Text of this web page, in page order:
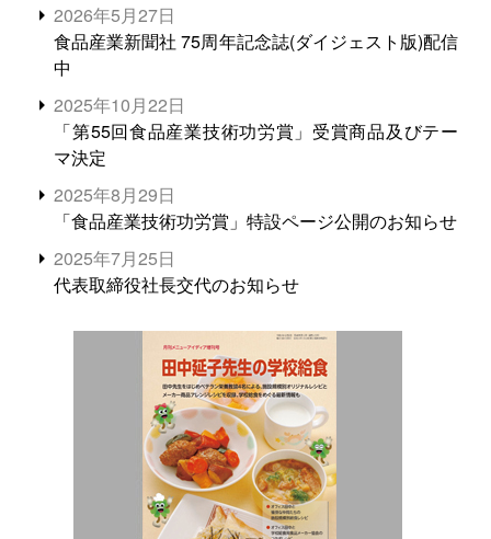
2026年5月27日
食品産業新聞社 75周年記念誌(ダイジェスト版)配信
中
2025年10月22日
「第55回食品産業技術功労賞」受賞商品及びテー
マ決定
2025年8月29日
「食品産業技術功労賞」特設ページ公開のお知らせ
2025年7月25日
代表取締役社長交代のお知らせ